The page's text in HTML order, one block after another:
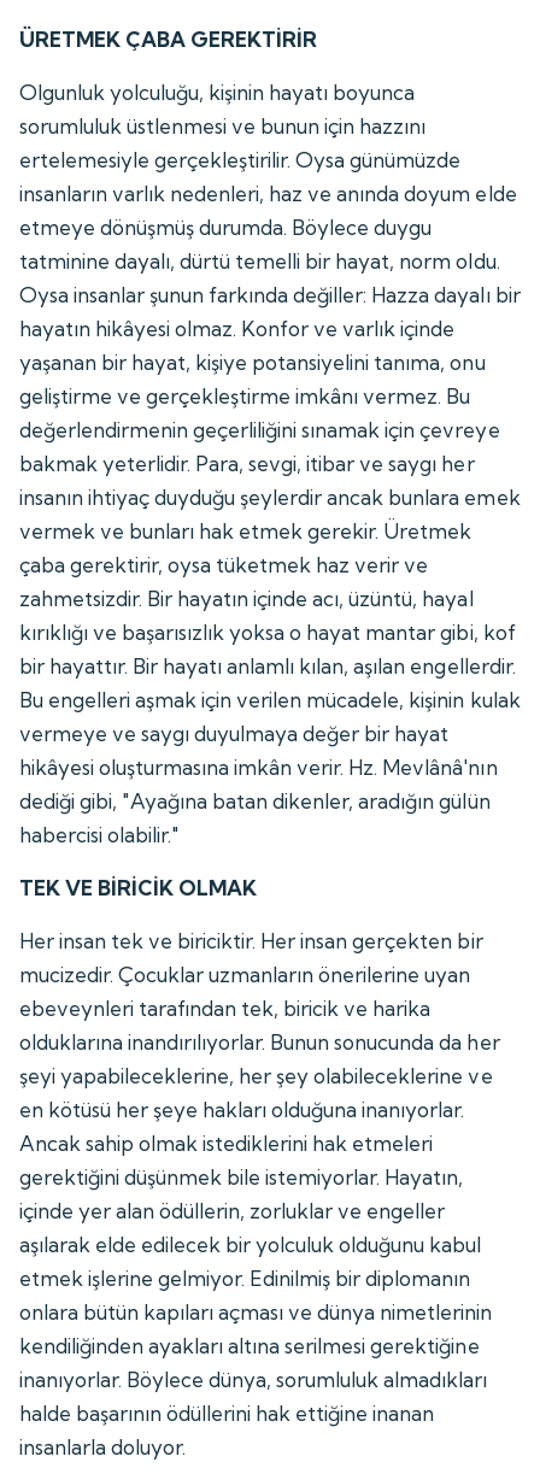
ÜRETMEK ÇABA GEREKTİRİR
Olgunluk yolculuğu, kişinin hayatı boyunca
sorumluluk üstlenmesi ve bunun için hazzını
ertelemesiyle gerçekleştirilir. Oysa günümüzde
insanların varlık nedenleri, haz ve anında doyum elde
etmeye dönüşmüş durumda. Böylece duygu
tatminine dayalı, dürtü temelli bir hayat, norm oldu.
Oysa insanlar şunun farkında değiller: Hazza dayalı bir
hayatın hikâyesi olmaz. Konfor ve varlık içinde
yaşanan bir hayat, kişiye potansiyelini tanıma, onu
geliştirme ve gerçekleştirme imkânı vermez. Bu
değerlendirmenin geçerliliğini sınamak için çevreye
bakmak yeterlidir. Para, sevgi, itibar ve saygı her
insanın ihtiyaç duyduğu şeylerdir ancak bunlara emek
vermek ve bunları hak etmek gerekir. Üretmek
çaba gerektirir, oysa tüketmek haz verir ve
zahmetsizdir. Bir hayatın içinde acı, üzüntü, hayal
kırıklığı ve başarısızlık yoksa o hayat mantar gibi, kof
bir hayattır. Bir hayatı anlamlı kılan, aşılan engellerdir.
Bu engelleri aşmak için verilen mücadele, kişinin kulak
vermeye ve saygı duyulmaya değer bir hayat
hikâyesi oluşturmasına imkân verir. Hz. Mevlânâ'nın
dediği gibi, "Ayağına batan dikenler, aradığın gülün
habercisi olabilir."
TEK VE BİRİCİK OLMAK
Her insan tek ve biriciktir. Her insan gerçekten bir
mucizedir. Çocuklar uzmanların önerilerine uyan
ebeveynleri tarafından tek, biricik ve harika
olduklarına inandırılıyorlar. Bunun sonucunda da her
şeyi yapabileceklerine, her şey olabileceklerine ve
en kötüsü her şeye hakları olduğuna inanıyorlar.
Ancak sahip olmak istediklerini hak etmeleri
gerektiğini düşünmek bile istemiyorlar. Hayatın,
içinde yer alan ödüllerin, zorluklar ve engeller
aşılarak elde edilecek bir yolculuk olduğunu kabul
etmek işlerine gelmiyor. Edinilmiş bir diplomanın
onlara bütün kapıları açması ve dünya nimetlerinin
kendiliğinden ayakları altına serilmesi gerektiğine
inanıyorlar. Böylece dünya, sorumluluk almadıkları
halde başarının ödüllerini hak ettiğine inanan
insanlarla doluyor.